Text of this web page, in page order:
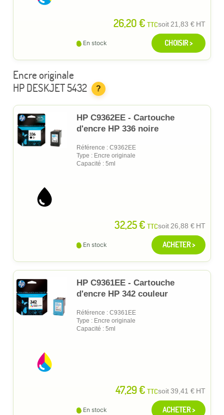
26,20 € TTCsoit21,83 € HT
En stock CHOISIR >
Encre originale
HP DESKJET 5432
?
HP C9362EE - Cartouche
d'encre HP 336 noire
Référence : C9362EE
Type : Encre originale
Capacité : 5ml
32,25 € TTCsoit26,88 € HT
En stock ACHETER >
HP C9361EE - Cartouche
d'encre HP 342 couleur
Référence : C9361EE
Type : Encre originale
Capacité : 5ml
47,29 € TTCsoit39,41 € HT
En stock ACHETER >